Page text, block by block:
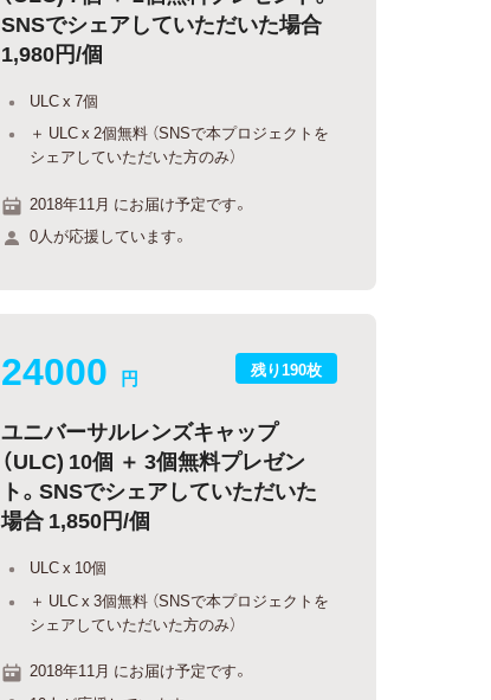
SNSでシェアしていただいた場合
1,980円/個
ULC x 7個
＋ ULC x 2個無料 （SNSで本プロジェクトを
シェアしていただいた方のみ）
2018年11月 にお届け予定です。
0人が応援しています。
残り190枚
24000 円
ユニバーサルレンズキャップ
（ULC) 10個 ＋ 3個無料プレゼン
ト。SNSでシェアしていただいた
場合 1,850円/個
ULC x 10個
＋ ULC x 3個無料 （SNSで本プロジェクトを
シェアしていただいた方のみ）
2018年11月 にお届け予定です。